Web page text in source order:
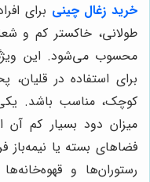
خرید زغال چینی برای
طولانی، خاکستر کم و
محسوب می‌شود. این
برای استفاده در
کوچک، مناسب باشد. یکی
میزان دود بسیار کم آن
فضاهای بسته یا نیمه‌باز
رستوران‌ها و